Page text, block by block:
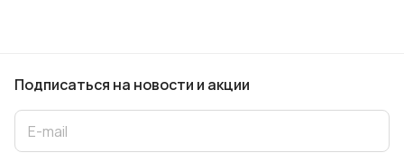
Подписаться на новости и акции